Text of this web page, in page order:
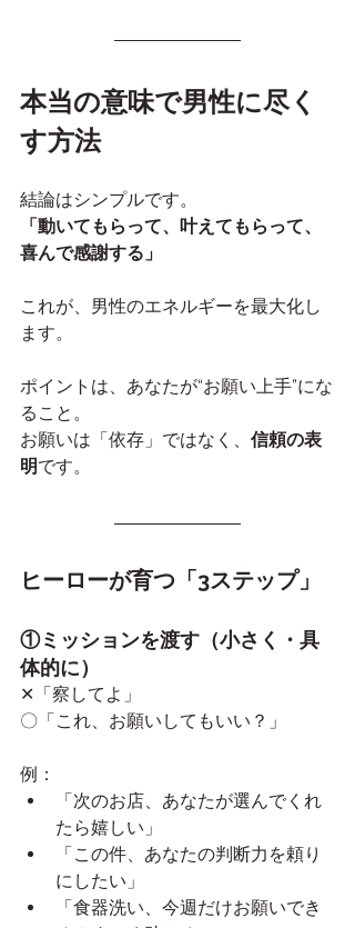
本当の意味で男性に尽く
す方法
結論はシンプルです。
「動いてもらって、叶えてもらって、
喜んで感謝する」
これが、男性のエネルギーを最大化し
ます。
ポイントは、あなたが“お願い上手”にな
ること。
お願いは「依存」ではなく、 信頼の表
明です。
ヒーローが育つ「3ステップ」
①ミッションを渡す（小さく・具
体的に）
✕「察してよ」
〇「これ、お願いしてもいい？」
例：
「次のお店、あなたが選んでくれ
たら嬉しい」
「この件、あなたの判断力を頼り
にしたい」
「食器洗い、今週だけお願いでき